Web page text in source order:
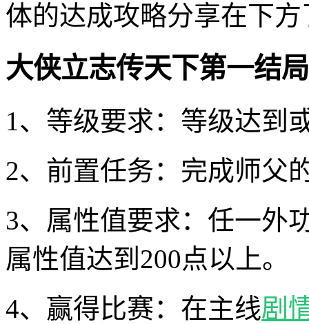
体的达成攻略分享在下
大侠立志传天下第一结
1、等级要求：‌等级达到
2、前置任务：‌完成师父
3、属性值要求：‌任一外
属性值达到200点以上。‌
4、赢得比赛：‌在主线剧